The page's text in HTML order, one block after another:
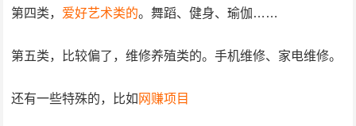
第四类， 爱好艺术类的。舞蹈、健身、瑜伽……
第五类，比较偏了，维修养殖类的。手机维修、家电维修。
还有一些特殊的，比如 网赚项目